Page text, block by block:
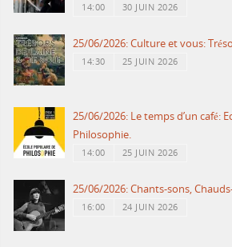
14:00 30 JUIN 2026
25/06/2026: Culture et vous:
14:30 25 JUIN 2026
25/06/2026: Le temps d’un café:
Philosophie.
14:00 25 JUIN 2026
25/06/2026: Chants-sons,
16:00 24 JUIN 2026